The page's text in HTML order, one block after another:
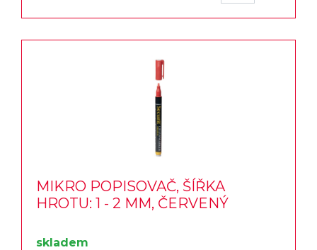
MIKRO POPISOVAČ, ŠÍŘKA
HROTU: 1 - 2 MM, ČERVENÝ
skladem